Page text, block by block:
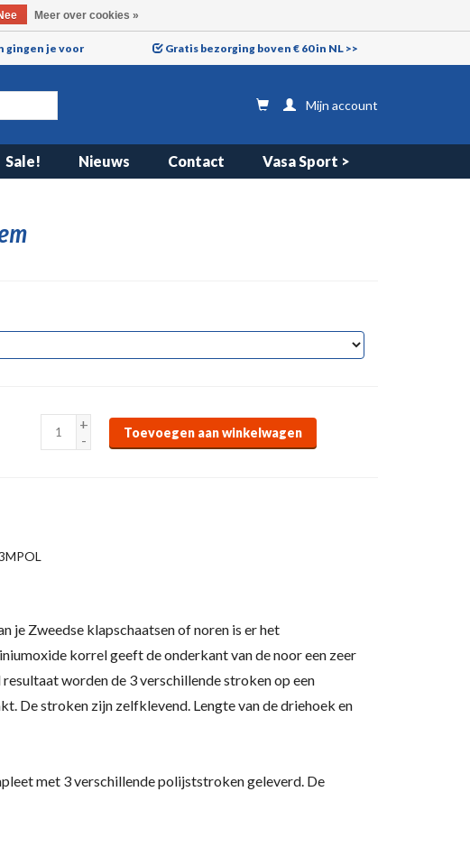
gingen je voor Gratis bezorging boven € 60 in NL >>
Mijn account
Sale! Nieuws Contact Vasa Sport >
+
-
Toevoegen aan winkelwagen
je Zweedse klapschaatsen of noren is er het
korrel geeft de onderkant van de noor een zeer
worden de 3 verschillende stroken op een
De stroken zijn zelfklevend. Lengte van de driehoek en
met 3 verschillende polijststroken geleverd. De
Meer over cookies »